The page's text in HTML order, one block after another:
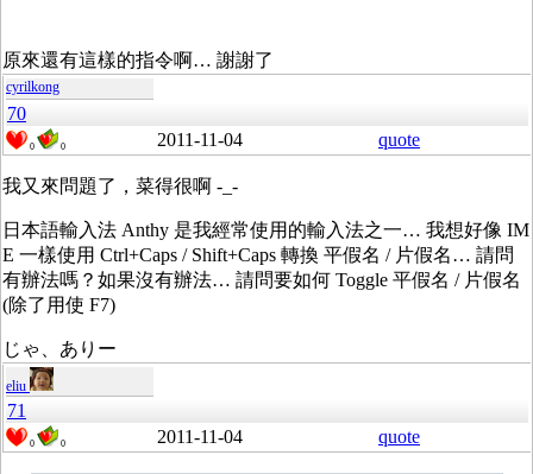
原來還有這樣的指令啊… 謝謝了
cyrilkong
70
0 0 2011-11-04 quote
我又來問題了，菜得很啊 -_-
日本語輸入法 Anthy 是我經常使用的輸入法之一… 我想好像 IM
E 一樣使用 Ctrl+Caps / Shift+Caps 轉換 平假名 / 片假名… 請問
有辦法嗎？如果沒有辦法… 請問要如何 Toggle 平假名 / 片假名
(除了用使 F7)
じゃ、ありー
eliu
71
0 0 2011-11-04 quote